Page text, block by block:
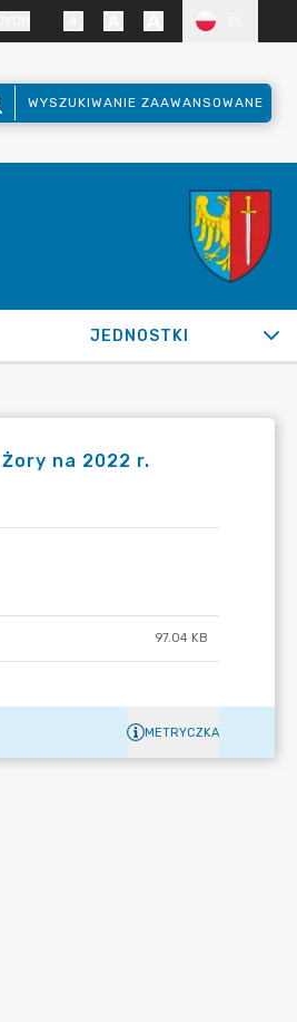
WYSZUKIWANIE ZAAWANSOWANE
JEDNOSTKI
na 2022 r.
97.04 KB
METRYCZKA